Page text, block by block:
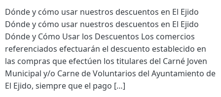
Dónde y cómo usar nuestros descuentos en El Ejido
Dónde y cómo usar nuestros descuentos en El Ejido
Dónde y Cómo Usar los Descuentos Los comercios
referenciados efectuarán el descuento establecido en
las compras que efectúen los titulares del Carné Joven
Municipal y/o Carne de Voluntarios del Ayuntamiento de
El Ejido, siempre que el pago […]